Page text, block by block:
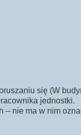
się (W
jednostki.
– nie ma w nim